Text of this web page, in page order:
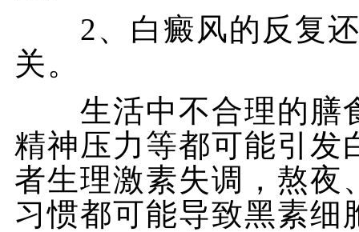
2、白癜风的反复还
关。
生活中不合理的膳
精神压力等都可能引发
者生理激素失调，熬夜
习惯都可能导致黑素细